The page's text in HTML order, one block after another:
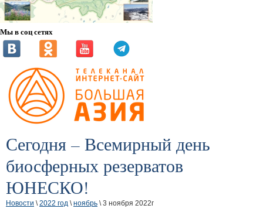
Мы в соц сетях
Сегодня – Всемирный день
биосферных резерватов
ЮНЕСКО!
Новости \2022 год \ноябрь \ 3 ноября 2022г